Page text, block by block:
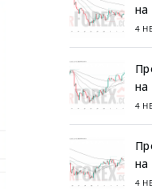
на
4
на
4
на
4